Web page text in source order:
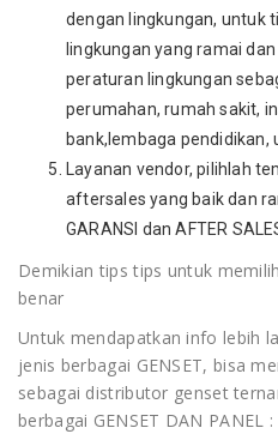
dengan lingkungan, untuk
lingkungan yang ramai
peraturan lingkungan
perumahan, rumah sakit,
bank,lembaga pendidikan,
Layanan vendor, pilihlah
aftersales yang baik dan
GARANSI dan AFTER
Demikian tips tips untuk
benar
Untuk mendapatkan info lebih
jenis berbagai GENSET, bisa
sebagai distributor genset
berbagai GENSET DAN PANEL :